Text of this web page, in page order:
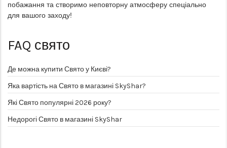
побажання та створимо неповторну атмосферу спеціально
для вашого заходу!
FAQ свято
Де можна купити Свято у Києві?
Яка вартість на Свято в магазині SkyShar?
Які Свято популярні 2026 року?
Недорогі Свято в магазині SkyShar